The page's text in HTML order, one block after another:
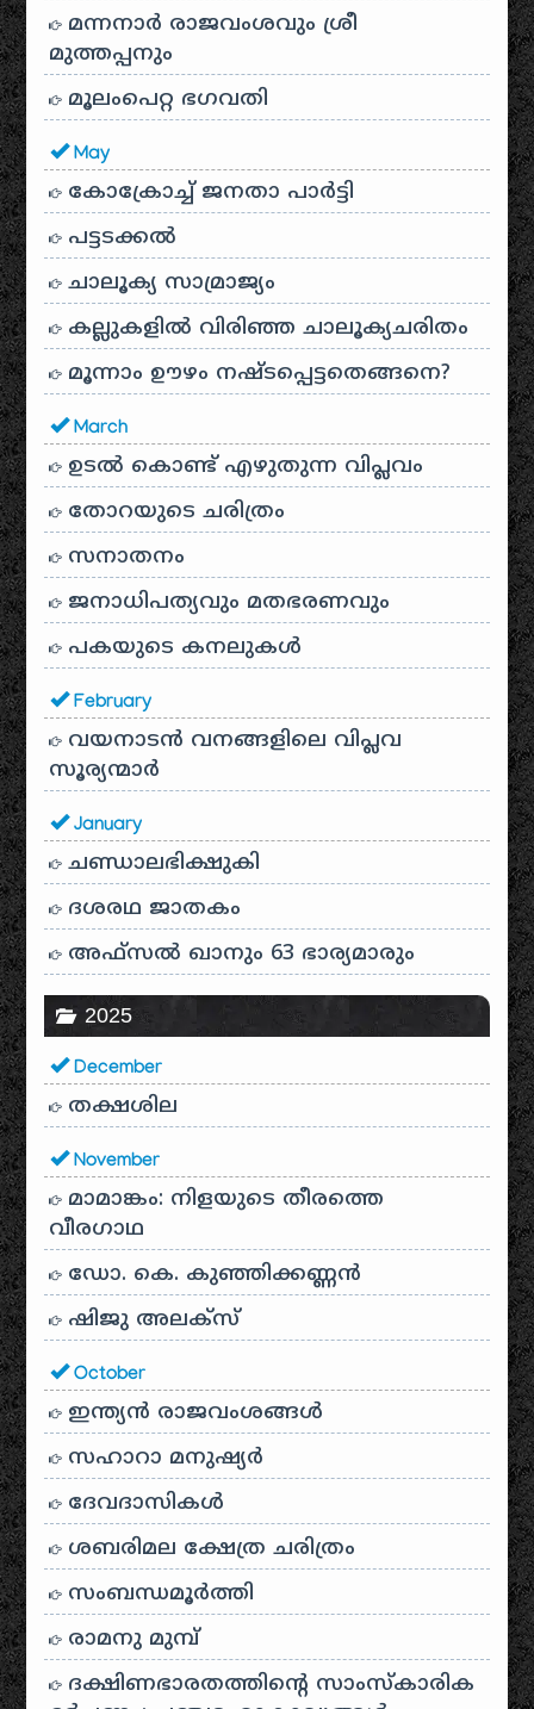
മന്നനാർ രാജവംശവും ശ്രീ
മുത്തപ്പനും
മൂലംപെറ്റ ഭഗവതി
May
കോക്രോച്ച് ജനതാ പാർട്ടി
പട്ടടക്കൽ
ചാലൂക്യ സാമ്രാജ്യം
കല്ലുകളിൽ വിരിഞ്ഞ ചാലൂക്യചരിതം
മൂന്നാം ഊഴം നഷ്ടപ്പെട്ടതെങ്ങനെ?
March
ഉടൽ കൊണ്ട് എഴുതുന്ന വിപ്ലവം
തോറയുടെ ചരിത്രം
സനാതനം
ജനാധിപത്യവും മതഭരണവും
പകയുടെ കനലുകൾ
February
വയനാടൻ വനങ്ങളിലെ വിപ്ലവ
സൂര്യന്മാർ
January
ചണ്ഡാലഭിക്ഷുകി
ദശരഥ ജാതകം
അഫ്സൽ ഖാനും 63 ഭാര്യമാരും
2025
December
തക്ഷശില
November
മാമാങ്കം: നിളയുടെ തീരത്തെ
വീരഗാഥ
ഡോ. കെ. കുഞ്ഞിക്കണ്ണൻ
ഷിജു അലക്സ്
October
ഇന്ത്യൻ രാജവംശങ്ങൾ
സഹാറാ മനുഷ്യർ
ദേവദാസികൾ
ശബരിമല ക്ഷേത്ര ചരിത്രം
സംബന്ധമൂർത്തി
രാമനു മുമ്പ്
ദക്ഷിണഭാരതത്തിൻ്റെ സാംസ്കാരിക